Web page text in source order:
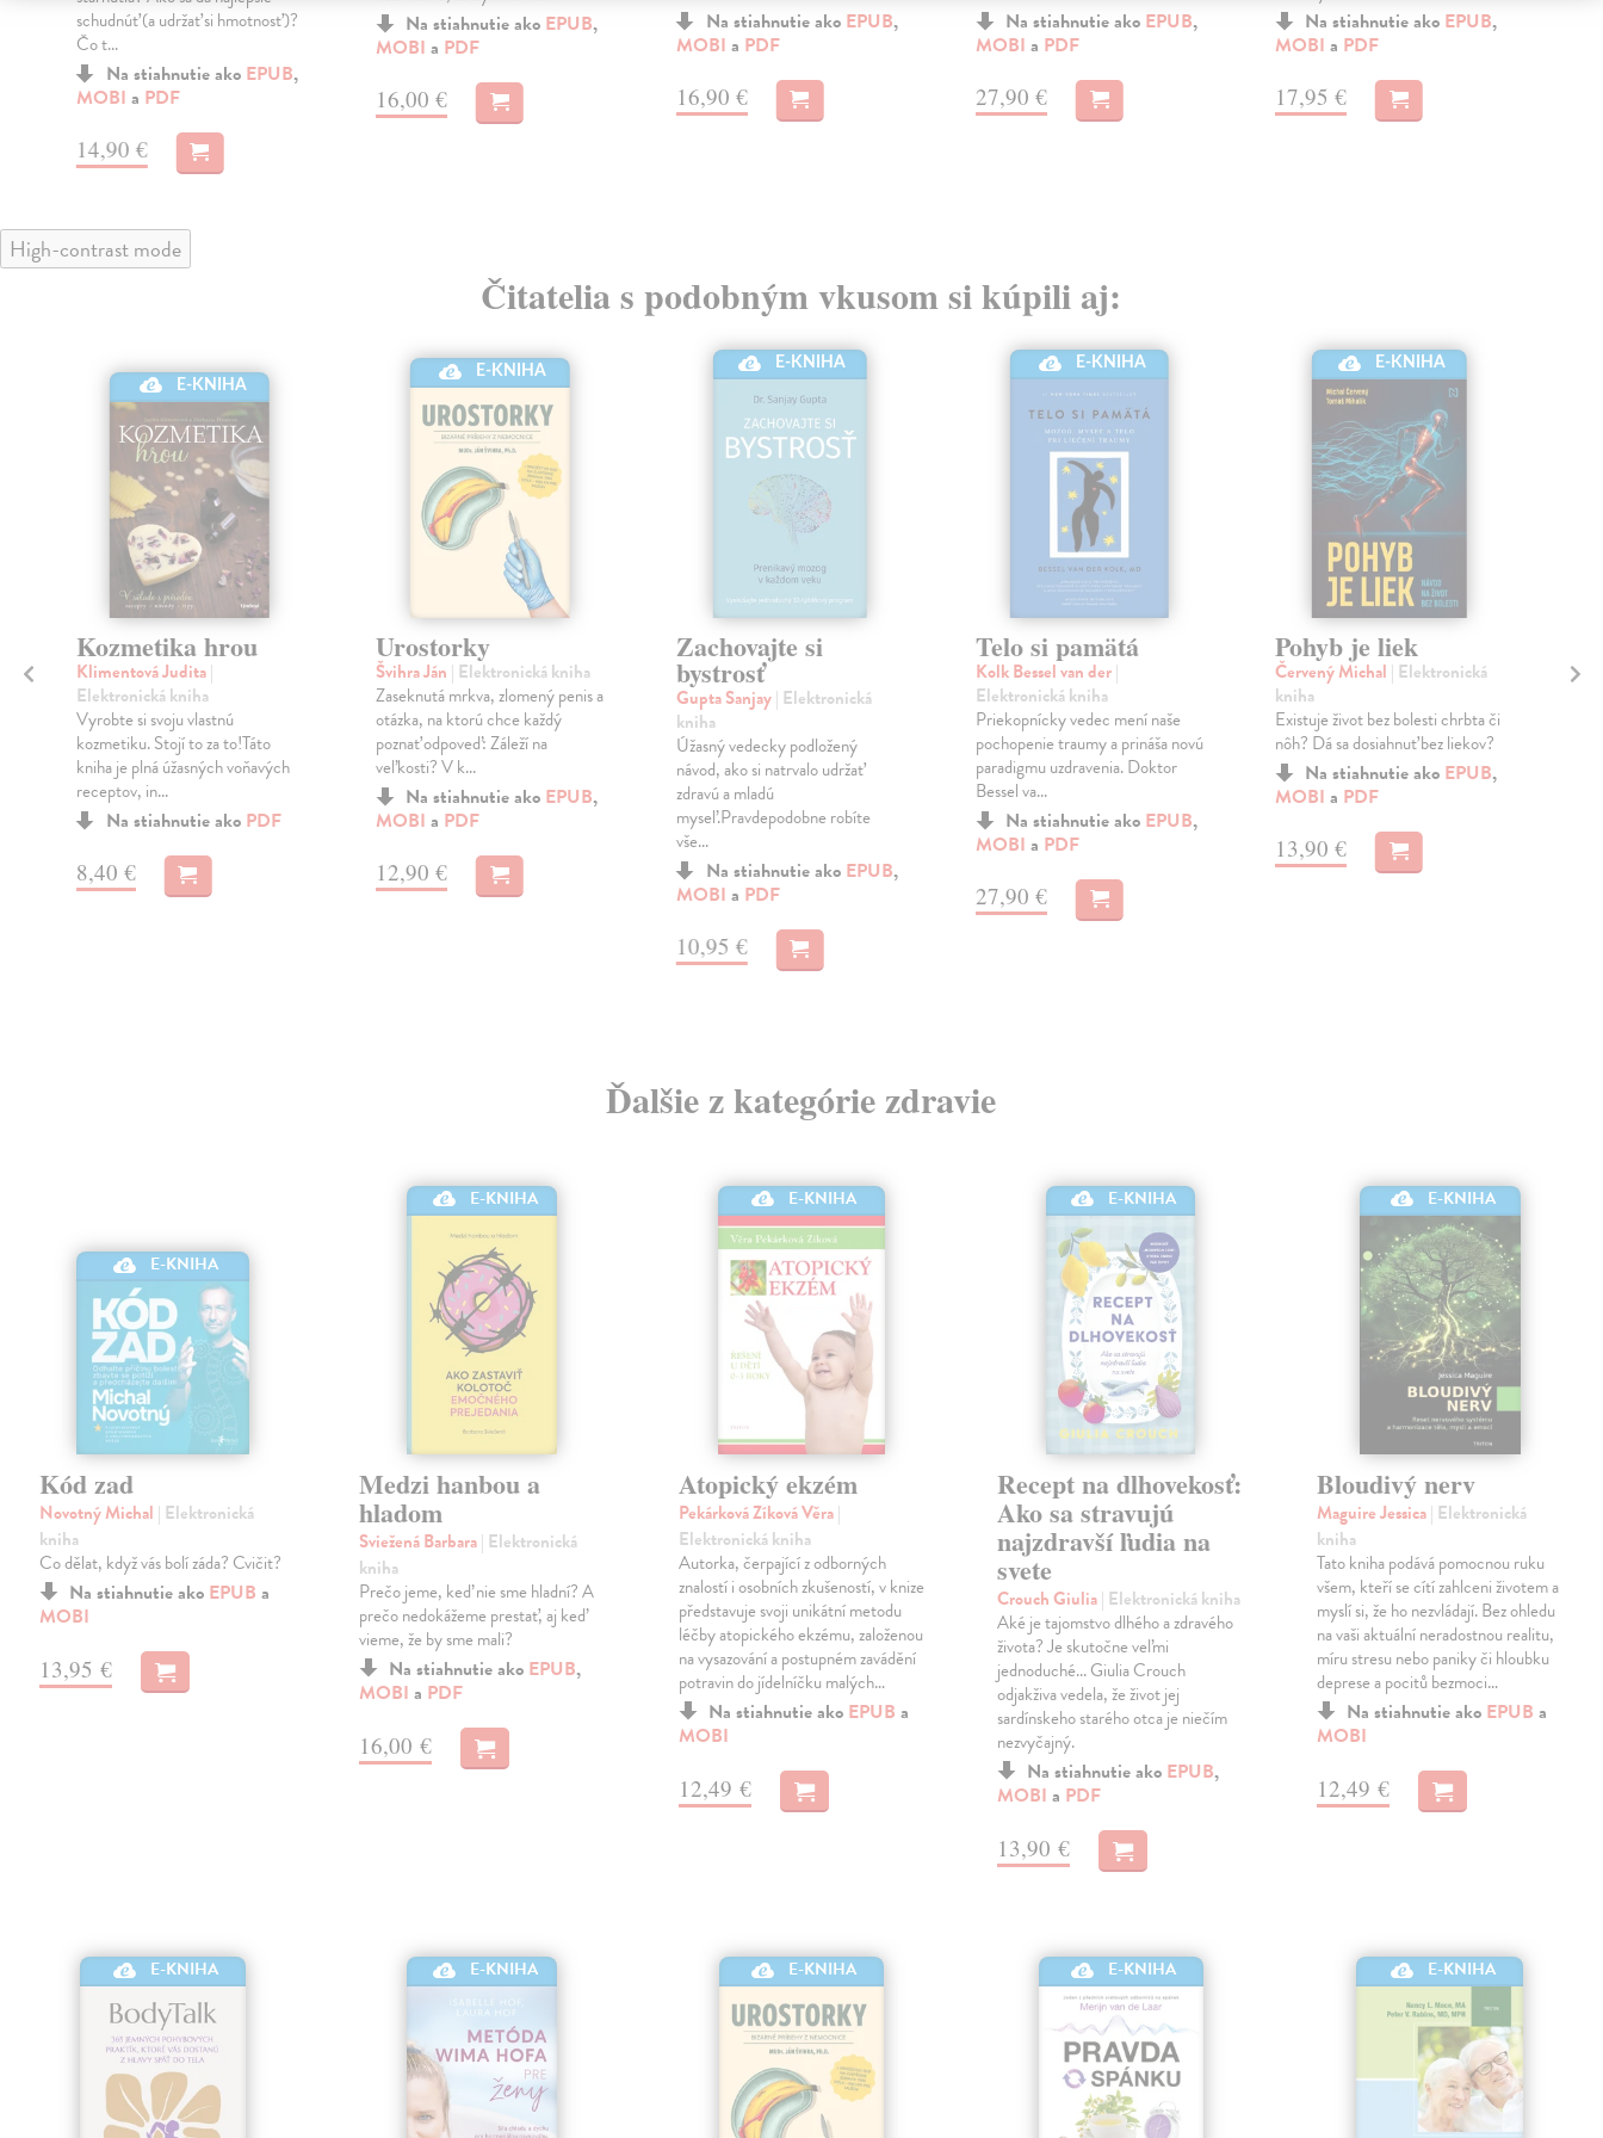
schudnúť (a udržať si hmotnosť)?
Čo t...
Na stiahnutie ako EPUB,
MOBI a PDF
14,90 €
Na stiahnutie ako EPUB,
MOBI a PDF
16,00 €
Na stiahnutie ako EPUB,
MOBI a PDF
16,90 €
Na stiahnutie ako EPUB,
MOBI a PDF
27,90 €
Na stiahnutie ako EPUB,
MOBI a PDF
17,95 €
High-contrast mode
Čitatelia s podobným vkusom si kúpili aj:
E-KNIHA
Kozmetika hrou
Klimentová Judita|
Elektronická kniha
Vyrobte si svoju vlastnú
kozmetiku. Stojí to za to!Táto
kniha je plná úžasných voňavých
receptov, in...
Na stiahnutie ako PDF
8,40 €
E-KNIHA
Urostorky
Švihra Ján | Elektronická kniha
Zaseknutá mrkva, zlomený penis a
otázka, na ktorú chce každý
poznať odpoveď: Záleží na
veľkosti? V k...
Na stiahnutie ako EPUB,
MOBI a PDF
12,90 €
E-KNIHA
Zachovajte si
bystrosť
Gupta Sanjay| Elektronická
kniha
Úžasný vedecky podložený
návod, ako si natrvalo udržať
zdravú a mladú
myseľ.Pravdepodobne robíte
vše...
Na stiahnutie ako EPUB,
MOBI a PDF
10,95 €
E-KNIHA
Telo si pamätá
Kolk Bessel van der|
Elektronická kniha
Priekopnícky vedec mení naše
pochopenie traumy a prináša novú
paradigmu uzdravenia. Doktor
Bessel va...
Na stiahnutie ako EPUB,
MOBI a PDF
27,90 €
E-KNIHA
Pohyb je liek
Červený Michal | Elektronická
kniha
Existuje život bez bolesti chrbta či
nôh? Dá sa dosiahnuť bez liekov?
Na stiahnutie ako EPUB,
MOBI a PDF
13,90 €
Ďalšie z kategórie zdravie
E-KNIHA
Kód zad
Novotný Michal | Elektronická
kniha
Co dělat, když vás bolí záda? Cvičit?
Na stiahnutie ako EPUB a
MOBI
13,95 €
E-KNIHA
Medzi hanbou a
hladom
Sviežená Barbara| Elektronická
kniha
Prečo jeme, keď nie sme hladní? A
prečo nedokážeme prestať, aj keď
vieme, že by sme mali?
Na stiahnutie ako EPUB,
MOBI a PDF
16,00 €
E-KNIHA
Atopický ekzém
Pekárková Zíková Věra|
Elektronická kniha
Autorka, čerpající z odborných
znalostí i osobních zkušeností, v knize
představuje svoji unikátní metodu
léčby atopického ekzému, založenou
na vysazování a postupném zavádění
potravin do jídelníčku malých…
Na stiahnutie ako EPUB a
MOBI
12,49 €
E-KNIHA
Recept na dlhovekosť:
Ako sa stravujú
najzdravší ľudia na
svete
Crouch Giulia| Elektronická kniha
Aké je tajomstvo dlhého a zdravého
života? Je skutočne veľmi
jednoduché... Giulia Crouch
odjakživa vedela, že život jej
sardínskeho starého otca je niečím
nezvyčajný.
Na stiahnutie ako EPUB,
MOBI a PDF
13,90 €
E-KNIHA
Bloudivý nerv
Maguire Jessica| Elektronická
kniha
Tato kniha podává pomocnou ruku
všem, kteří se cítí zahlceni životem a
myslí si, že ho nezvládají. Bez ohledu
na vaši aktuální neradostnou realitu,
míru stresu nebo paniky či hloubku
deprese a pocitů bezmoci…
Na stiahnutie ako EPUB a
MOBI
12,49 €
E-KNIHA E-KNIHA E-KNIHA E-KNIHA E-KNIHA